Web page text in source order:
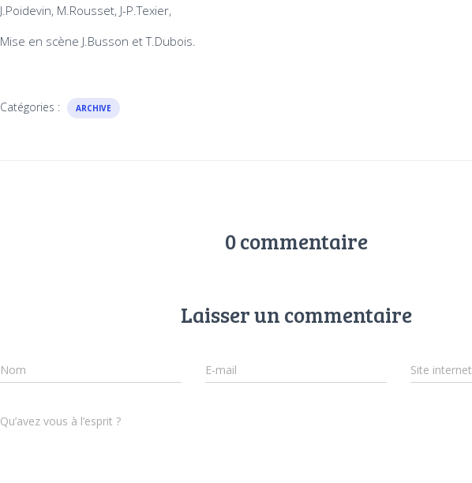
J.Poidevin, M.Rousset, J-P.Texier,
Mise en scène J.Busson et T.Dubois.
Catégories : ARCHIVE
0 commentaire
Laisser un commentaire
Nom E-mail Site internet
Qu’avez vous à l’esprit ?